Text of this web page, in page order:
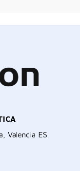
Valencia ES